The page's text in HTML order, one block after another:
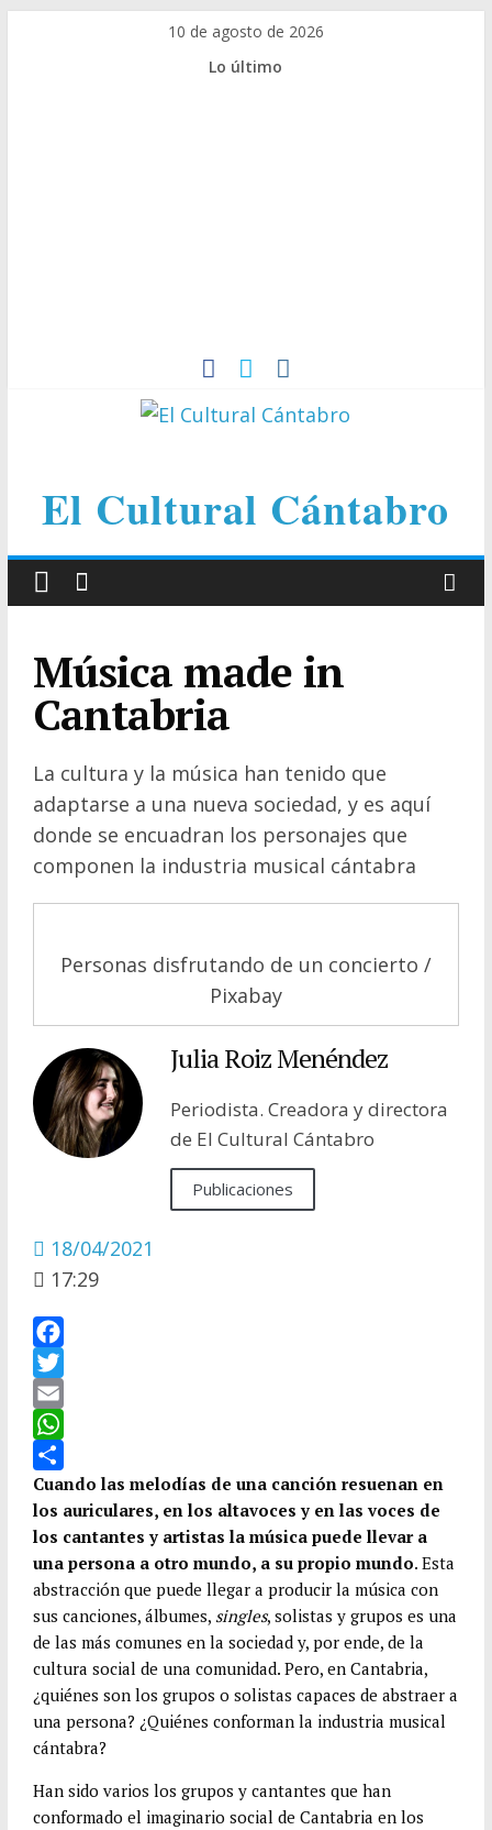
10 de agosto de 2026
Lo último
El Cultural Cántabro
Música made in
Cantabria
La cultura y la música han tenido que
adaptarse a una nueva sociedad, y es aquí
donde se encuadran los personajes que
componen la industria musical cántabra
Personas disfrutando de un concierto /
Pixabay
Julia Roiz Menéndez
Periodista. Creadora y directora
de El Cultural Cántabro
Publicaciones
18/04/2021
17:29
F
a
c
e
b
o
o
k
T
w
t
t
e
r
E
m
a
i
l
W
h
a
t
s
A
p
p
C
o
m
p
a
r
t
i
r
Cuando las melodías de una canción resuenan en
los auriculares, en los altavoces y en las voces de
los cantantes y artistas la música puede llevar a
una persona a otro mundo, a su propio mundo. Esta
abstracción que puede llegar a producir la música con
sus canciones, álbumes, singles, solistas y grupos es una
de las más comunes en la sociedad y, por ende, de la
cultura social de una comunidad. Pero, en Cantabria,
¿quiénes son los grupos o solistas capaces de abstraer a
una persona? ¿Quiénes conforman la industria musical
cántabra?
Han sido varios los grupos y cantantes que han
conformado el imaginario social de Cantabria en los